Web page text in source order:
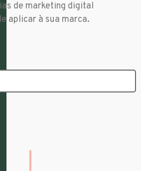
de marketing digital
aplicar à sua marca.